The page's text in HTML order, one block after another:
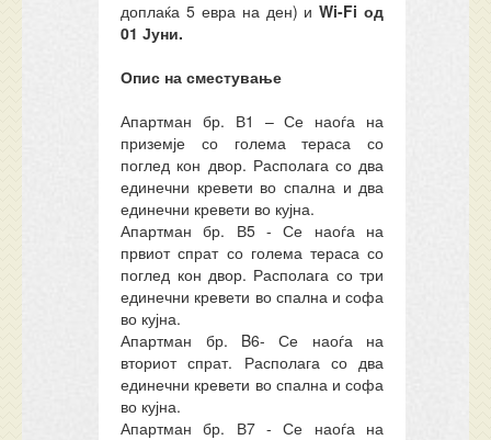
доплаќа 5 евра на ден) иWi-Fi од
01 Јуни.
Опис на сместување
Апартман бр. В1 – Се наоѓа на
приземје со голема тераса со
поглед кон двор. Располага со два
единечни кревети во спална и два
единечни кревети во кујна.
Апартман бр. В5 - Се наоѓа на
првиот спрат со голема тераса со
поглед кон двор. Располага со три
единечни кревети во спална и софа
во кујна.
Апартман бр. B6- Се наоѓа на
вториот спрат. Располага со два
единечни кревети во спална и софа
во кујна.
Апартман бр. В7 - Се наоѓа на